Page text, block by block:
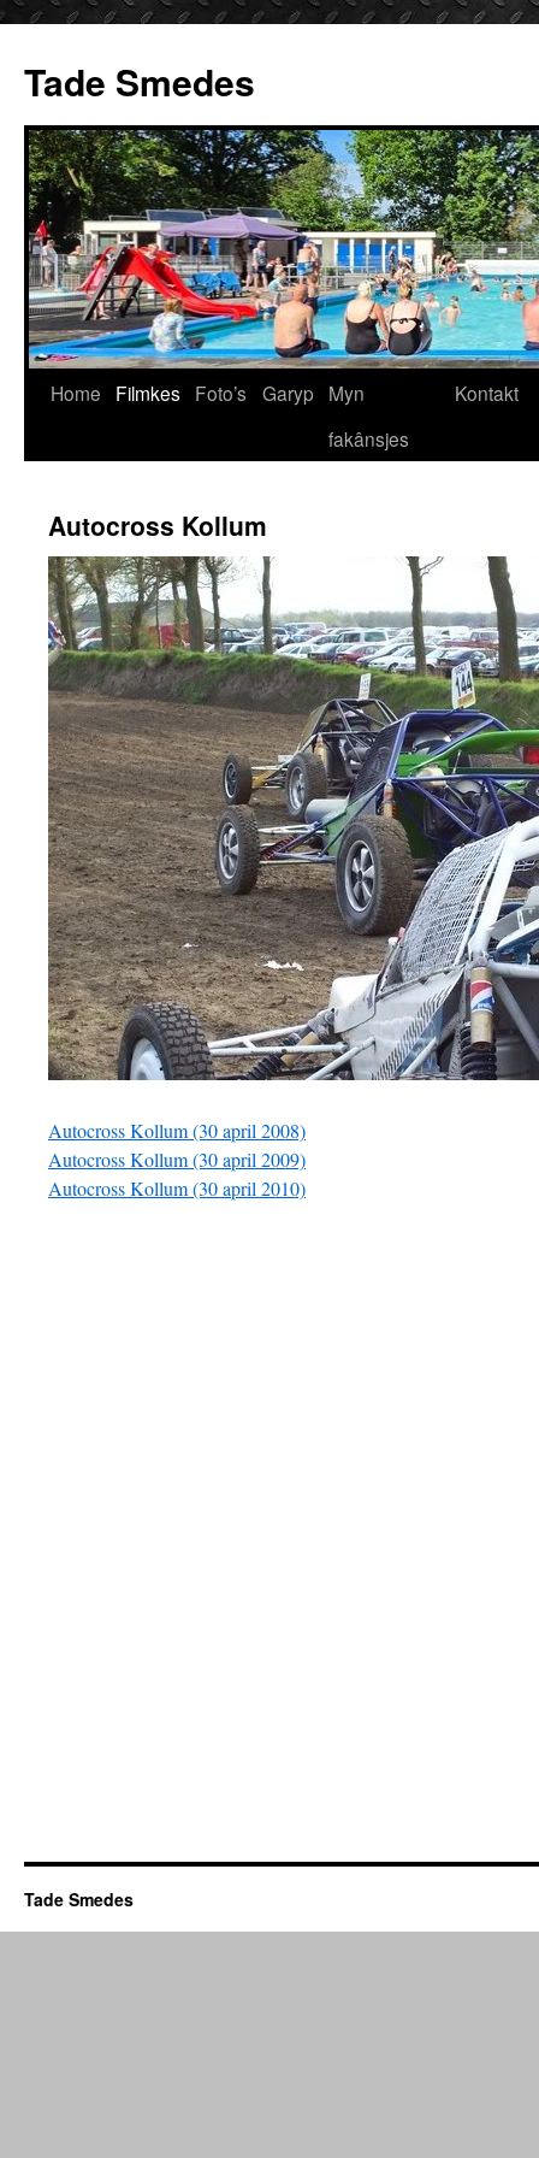
de
inhoud
Tade Smedes
Home Filmkes Foto’s Garyp
Myn
fakânsjes
Kontakt
Autocross Kollum
Autocross Kollum (30 april 2008)
Autocross Kollum (30 april 2009)
Autocross Kollum (30 april 2010)
Tade Smedes